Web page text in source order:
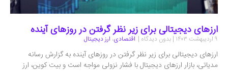
ارزهای دیجیتالی برای زیر نظر گرفتن در روزهای آینده
۹ اردیبهشت ۱۴۰۳ بدون دیدگاه اقتصادی، ارز دیجیتال
ارزهای دیجیتالی برای زیر نظر گرفتن در روزهای آینده به گزارش رسانه
مدیاتی، بازار ارزهای دیجیتال با فشار نزولی مواجه است و بیت کوین، ارز